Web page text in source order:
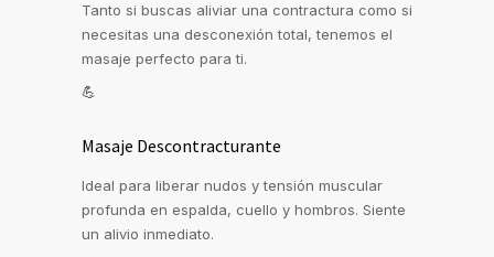
Tanto si buscas aliviar una contractura como si
necesitas una desconexión total, tenemos el
masaje perfecto para ti.
💪
Masaje Descontracturante
Ideal para liberar nudos y tensión muscular
profunda en espalda, cuello y hombros. Siente
un alivio inmediato.